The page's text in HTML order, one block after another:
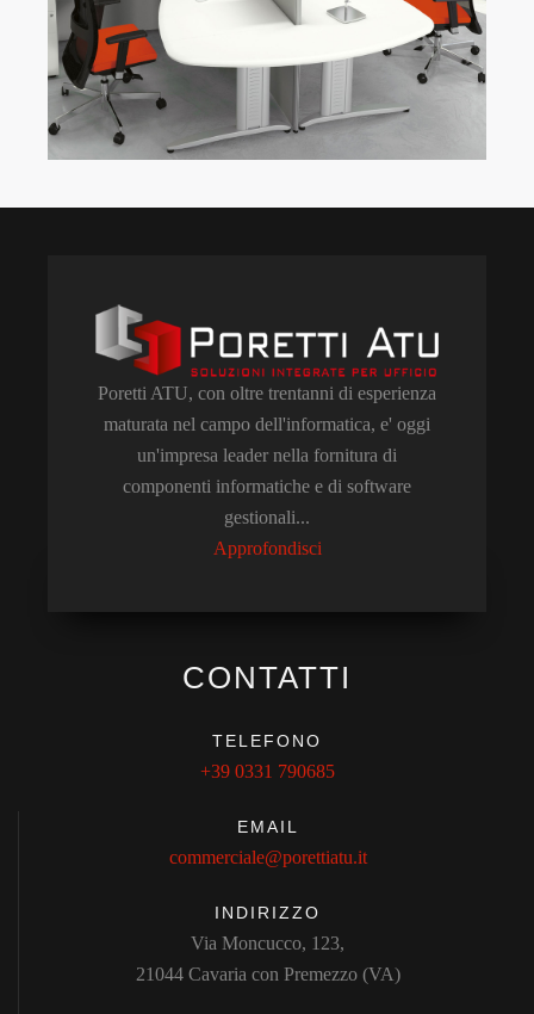
Poretti ATU, con oltre trentanni di esperienza
maturata nel campo dell'informatica, e' oggi
un'impresa leader nella fornitura di
componenti informatiche e di software
gestionali...
Approfondisci
CONTATTI
TELEFONO
+39 0331 790685
EMAIL
commerciale@porettiatu.it
INDIRIZZO
Via Moncucco, 123,
21044 Cavaria con Premezzo (VA)